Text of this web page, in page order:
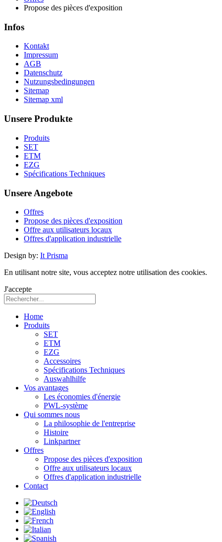
Propose des pièces d'exposition
Infos
Kontakt
Impressum
AGB
Datenschutz
Nutzungsbedingungen
Sitemap
Sitemap xml
Unsere Produkte
Produits
SET
ETM
EZG
Spécifications Techniques
Unsere Angebote
Offres
Propose des pièces d'exposition
Offre aux utilisateurs locaux
Offres d'application industrielle
Design by: It Prisma
En utilisant notre site, vous acceptez notre utilisation des cookies.
J'accepte
Home
Produits
SET
ETM
EZG
Accessoires
Spécifications Techniques
Auswahlhilfe
Vos avantages
Les économies d'énergie
PWL-système
Qui sommes nous
La philosophie de l'entreprise
Histoire
Linkpartner
Offres
Propose des pièces d'exposition
Offre aux utilisateurs locaux
Offres d'application industrielle
Contact